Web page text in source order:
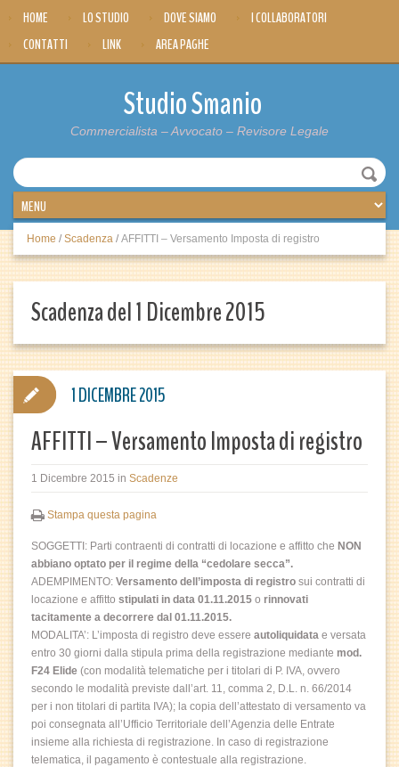
HOME LO STUDIO DOVE SIAMO
I COLLABORATORI
CONTATTI
LINK AREA PAGHE
Studio Smanio
Commercialista – Avvocato – Revisore Legale
Home / Scadenza / AFFITTI – Versamento Imposta di registro
Scadenza del 1 Dicembre 2015
AFFITTI – Versamento Imposta di registro
1 Dicembre 2015 in Scadenze
Stampa questa pagina
SOGGETTI: Parti contraenti di contratti di locazione e affitto che NON
abbiano optato per il regime della “cedolare secca”.
ADEMPIMENTO: Versamento dell’imposta di registro sui contratti di
locazione e affitto stipulati in data 01.11.2015 o rinnovati
tacitamente a decorrere dal 01.11.2015.
MODALITA’: L’imposta di registro deve essere autoliquidata e versata
entro 30 giorni dalla stipula prima della registrazione mediante mod.
F24 Elide (con modalità telematiche per i titolari di P. IVA, ovvero
secondo le modalità previste dall’art. 11, comma 2, D.L. n. 66/2014
per i non titolari di partita IVA); la copia dell’attestato di versamento va
poi consegnata all’Ufficio Territoriale dell’Agenzia delle Entrate
insieme alla richiesta di registrazione. In caso di registrazione
telematica, il pagamento è contestuale alla registrazione.
1 DICEMBRE 2015